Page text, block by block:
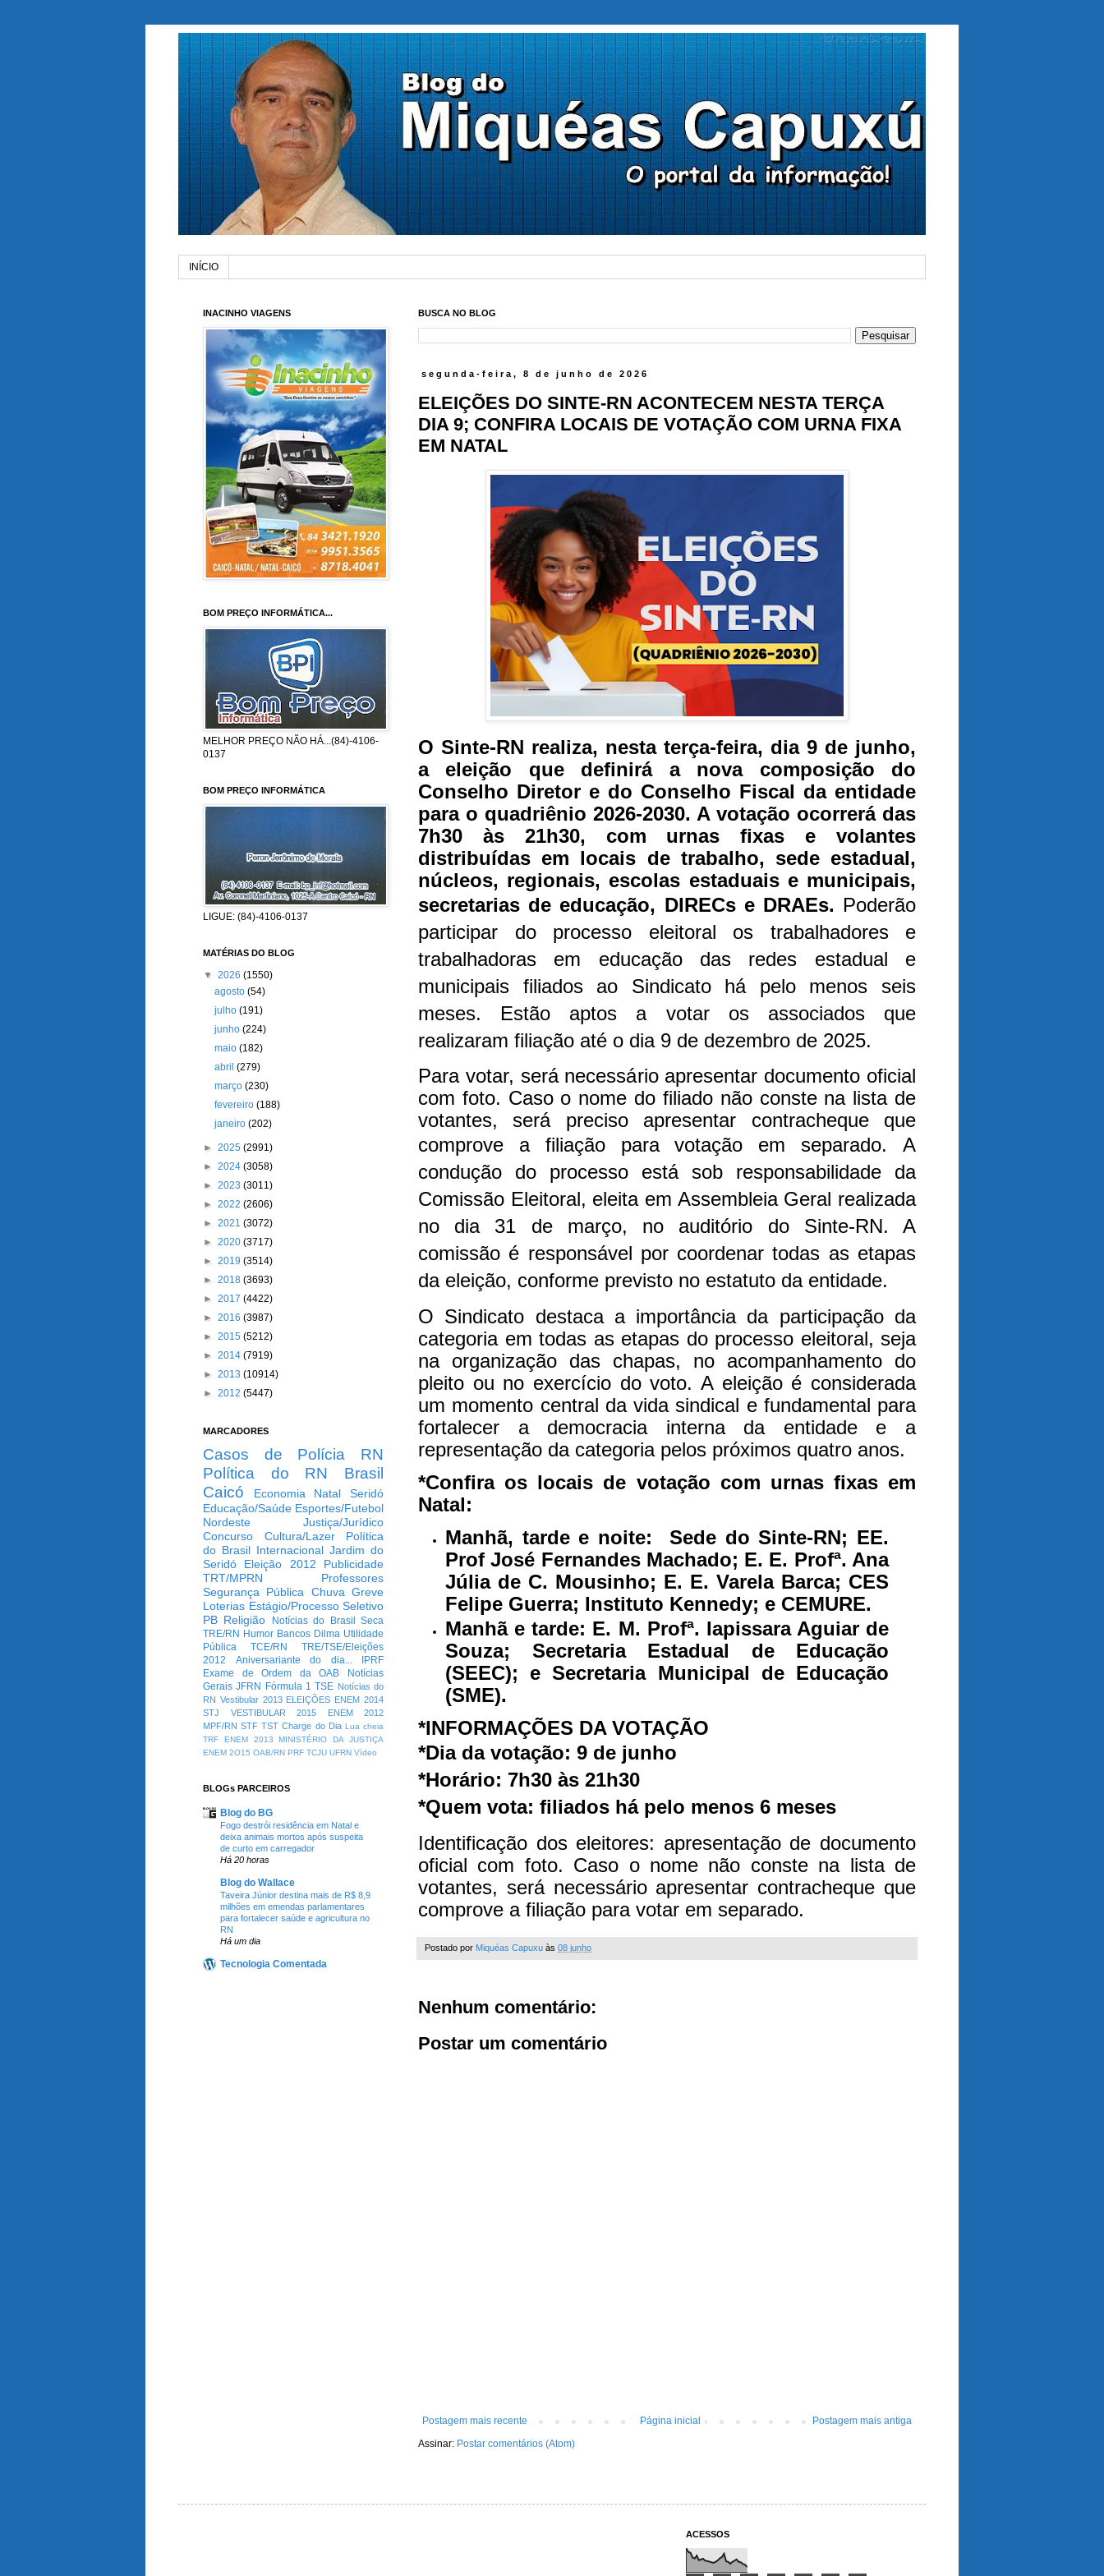
INÍCIO
BUSCA NO BLOG
segunda-feira, 8 de junho de 2026
ELEIÇÕES DO SINTE-RN ACONTECEM NESTA TERÇA
DIA 9; CONFIRA LOCAIS DE VOTAÇÃO COM URNA FIXA
EM NATAL
O Sinte-RN realiza, nesta terça-feira, dia 9 de junho,
a eleição que definirá a nova composição do
Conselho Diretor e do Conselho Fiscal da entidade
para o quadriênio 2026-2030. A votação ocorrerá das
7h30 às 21h30, com urnas fixas e volantes
distribuídas em locais de trabalho, sede estadual,
núcleos, regionais, escolas estaduais e municipais,
secretarias de educação, DIRECs e DRAEs. Poderão
participar do processo eleitoral os trabalhadores e
trabalhadoras em educação das redes estadual e
municipais filiados ao Sindicato há pelo menos seis
meses. Estão aptos a votar os associados que
realizaram filiação até o dia 9 de dezembro de 2025.
Para votar, será necessário apresentar documento oficial
com foto. Caso o nome do filiado não conste na lista de
votantes, será preciso apresentar contracheque que
comprove a filiação para votação em separado. A
condução do processo está sob responsabilidade da
Comissão Eleitoral, eleita em Assembleia Geral realizada
no dia 31 de março, no auditório do Sinte-RN. A
comissão é responsável por coordenar todas as etapas
da eleição, conforme previsto no estatuto da entidade.
O Sindicato destaca a importância da participação da
categoria em todas as etapas do processo eleitoral, seja
na organização das chapas, no acompanhamento do
pleito ou no exercício do voto. A eleição é considerada
um momento central da vida sindical e fundamental para
fortalecer a democracia interna da entidade e a
representação da categoria pelos próximos quatro anos.
*Confira os locais de votação com urnas fixas em
Natal:
Manhã, tarde e noite: Sede do Sinte-RN; EE.
Prof José Fernandes Machado; E. E. Profª. Ana
Júlia de C. Mousinho; E. E. Varela Barca; CES
Felipe Guerra; Instituto Kennedy; e CEMURE.
Manhã e tarde: E. M. Profª. Iapissara Aguiar de
Souza; Secretaria Estadual de Educação
(SEEC); e Secretaria Municipal de Educação
(SME).
*INFORMAÇÕES DA VOTAÇÃO
*Dia da votação: 9 de junho
*Horário: 7h30 às 21h30
*Quem vota: filiados há pelo menos 6 meses
Identificação dos eleitores: apresentação de documento
oficial com foto. Caso o nome não conste na lista de
votantes, será necessário apresentar contracheque que
comprove a filiação para votar em separado.
Postado por Miquéas Capuxu às 08 junho
Nenhum comentário:
Postar um comentário
Postagem mais recente Postagem mais antiga
Página inicial
Assinar: Postar comentários (Atom)
INACINHO VIAGENS
BOM PREÇO INFORMÁTICA...
MELHOR PREÇO NÃO HÁ...(84)-4106-
0137
BOM PREÇO INFORMÁTICA
LIGUE: (84)-4106-0137
MATÉRIAS DO BLOG
▼ 2026 (1550)
agosto(54)
julho(191)
junho(224)
maio(182)
abril(279)
março(230)
fevereiro(188)
janeiro(202)
► 2025 (2991)
► 2024 (3058)
► 2023 (3011)
► 2022 (2606)
► 2021 (3072)
► 2020 (3717)
► 2019 (3514)
► 2018 (3693)
► 2017 (4422)
► 2016 (3987)
► 2015 (5212)
► 2014 (7919)
► 2013 (10914)
► 2012 (5447)
MARCADORES
Casos de Polícia
RN
Política do RN
Brasil
Caicó
Economia Natal
Seridó
Educação/Saúde Esportes/Futebol
Nordeste
Justiça/Jurídico
Concurso
Cultura/Lazer
Política
do Brasil Internacional Jardim do
Seridó
Eleição 2012
Publicidade
TRT/MPRN
Professores
Segurança Pública Chuva Greve
Loterias Estágio/Processo Seletivo
PB Religião Notícias do Brasil
Seca
TRE/RN Humor Bancos Dilma Utilidade
Pública
TCE/RN
TRE/TSE/Eleições
2012
Aniversariante do dia...
IPRF
Exame de Ordem da OAB
Notícias
Gerais JFRN Fórmula 1 TSE Notícias do
RN Vestibular 2013 ELEIÇÕES ENEM 2014
STJ
VESTIBULAR 2015
ENEM 2012
MPF/RN STF TST Charge do Dia Lua cheia
TRF
ENEM 2013
MINISTÉRIO DA JUSTIÇA
ENEM 2O15 OAB/RN PRF TCJU UFRN Vídeo
BLOGs PARCEIROS
Blog do BG
Fogo destrói residência em Natal e
deixa animais mortos após suspeita
de curto em carregador
Há 20 horas
Blog do Wallace
Taveira Júnior destina mais de R$ 8,9
milhões em emendas parlamentares
para fortalecer saúde e agricultura no
RN
Há um dia
Tecnologia Comentada
ACESSOS